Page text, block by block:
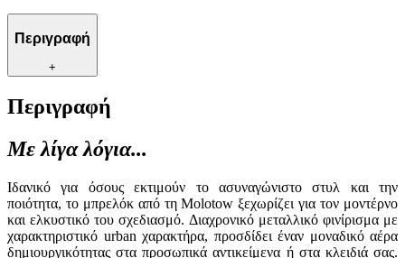
Περιγραφή
+
Περιγραφή
Με λίγα λόγια...
Ιδανικό για όσους εκτιμούν το ασυναγώνιστο στυλ και την
ποιότητα, το μπρελόκ από τη Molotow ξεχωρίζει για τον μοντέρνο
και ελκυστικό του σχεδιασμό. Διαχρονικό μεταλλικό φινίρισμα με
χαρακτηριστικό urban χαρακτήρα, προσδίδει έναν μοναδικό αέρα
δημιουργικότητας στα προσωπικά αντικείμενα ή στα κλειδιά σας.